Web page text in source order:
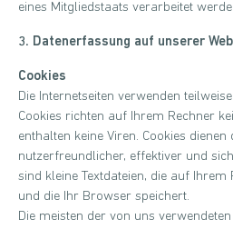
eines Mitgliedstaats verarbeitet
3. Datenerfassung auf unserer
Cookies
Die Internetseiten verwenden
Cookies richten auf Ihrem Rechner
enthalten keine Viren. Cookies
nutzerfreundlicher, effektiver und
sind kleine Textdateien, die auf
und die Ihr Browser speichert.
Die meisten der von uns